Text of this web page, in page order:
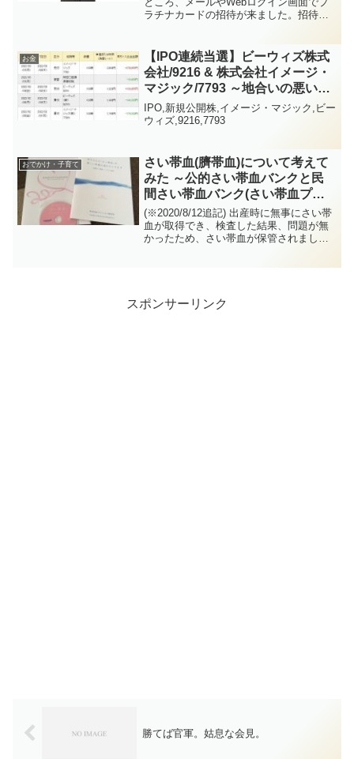
ラチナカードの招待が来ました。招待が
を使い続けるのとプラチナカードに切り
替えるのと、どち...
お金
【IPO連続当選】ビーウィズ株式
会社/9216 & 株式会社イメージ・
マジック/7793 ～地合いの悪い
中、微妙な前評判でしたが、両方
とも初値で売却し１勝1敗（トー
IPO,新規公開株,イメージ・マジック,ビー
ウィズ,9216,7793
おでかけ・子育て
さい帯血(臍帯血)について考えて
みた ～公的さい帯血バンクと民
間さい帯血バンク(さい帯血プラ
イベートバンク(ステムセル研究
所))
(※2020/8/12追記) 出産時に無事にさい帯
血が取得でき、検査した結果、問題が無
かったため、さい帯血が保管されまし
スポンサーリンク
勝てば官軍。姑息な会見。